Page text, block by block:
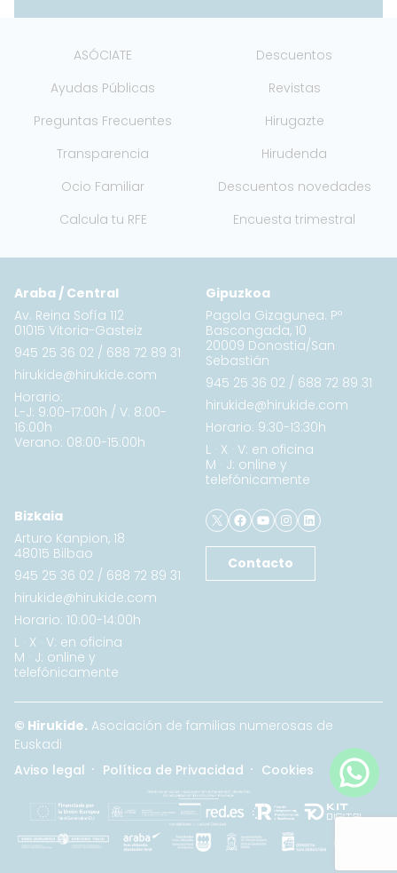
ASÓCIATE
Descuentos
Ayudas Públicas
Revistas
Preguntas Frecuentes
Hirugazte
Transparencia
Hirudenda
Ocio Familiar
Descuentos novedades
Calcula tu RFE
Encuesta trimestral
Araba / Central
Av. Reina Sofía 112
01015 Vitoria-Gasteiz
945 25 36 02 / 688 72 89 31
hirukide@hirukide.com
Horario:
L-J: 9:00-17:00h / V: 8:00-
16:00h
Verano: 08:00-15:00h
Gipuzkoa
Pagola Gizagunea. Pº
Bascongada, 10
20009 Donostia/San
Sebastián
945 25 36 02 / 688 72 89 31
hirukide@hirukide.com
Horario: 9:30-13:30h
L · X · V: en oficina
M · J: online y
telefónicamente
Bizkaia
Arturo Kanpion, 18
48015 Bilbao
945 25 36 02 / 688 72 89 31
hirukide@hirukide.com
Horario: 10:00-14:00h
L · X · V: en oficina
M · J: online y
telefónicamente
X Facebook
YouTube
Instagram
LinkedIn
Contacto
© Hirukide. Asociación de familias numerosas de
Euskadi
Aviso legal
Política de Privacidad Cookies